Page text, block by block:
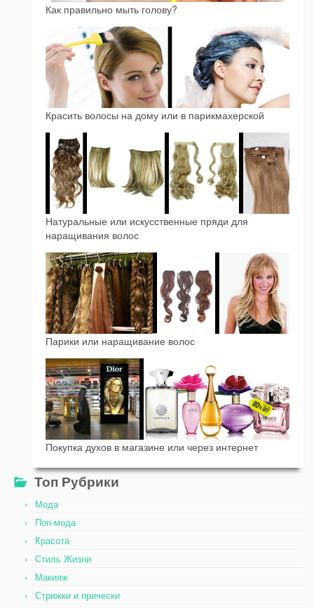
Как правильно мыть голову?
Красить волосы на дому или в парикмахерской
Натуральные или искусственные пряди для
наращивания волос
Парики или наращивание волос
Покупка духов в магазине или через интернет
Топ Рубрики
Мода
Поп-мода
Красота
Стиль Жизни
Макияж
Стрижки и прически